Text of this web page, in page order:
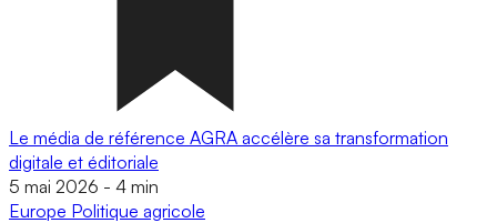
Le média de référence AGRA accélère sa transformation
digitale et éditoriale
5 mai 2026 - 4 min
Europe Politique agricole